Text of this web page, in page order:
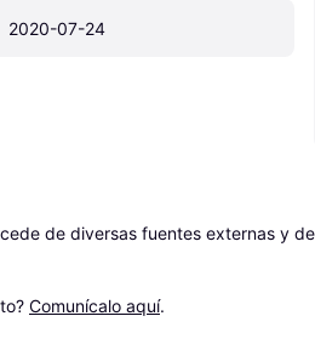
2020-07-24
de diversas fuentes externas y
Comunícalo aquí.